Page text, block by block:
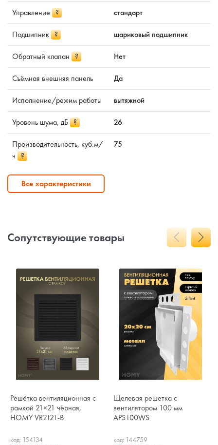
Управление ? стандарт
Подшипник ? шариковый подшипник
Обратный клапан ? Нет
Съёмная внешняя панель Да
Исполнение/режим работы вытяжной
Уровень шума, дБ ? 26
Производительность, куб.м/
ч ?
75
Все характеристики
Сопутствующие товары
Решётка вентиляционная с
рамкой 21×21 чёрная,
HOMY VR2121-B
код: 154134
Щелевая решетка с
вентилятором 100 мм
APS100WS
код: 144759